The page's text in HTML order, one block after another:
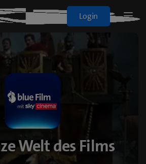
Login
Welt des Films